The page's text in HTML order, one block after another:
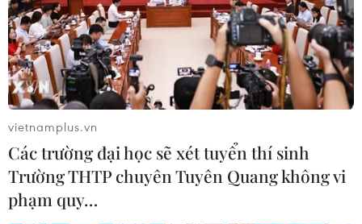
06/08/2026 09:06
Giá dầu tăng khi nhà đầu tư thận
trọng trước tình hình Trung Đông
Giá vàng tăng phiên thứ tư liên tiếp,
chạm mức cao nhất trong 7 tuần
vietnamplus.vn
Các trường đại học sẽ xét tuyển thí sinh
Trường THTP chuyên Tuyên Quang không vi
phạm quy…